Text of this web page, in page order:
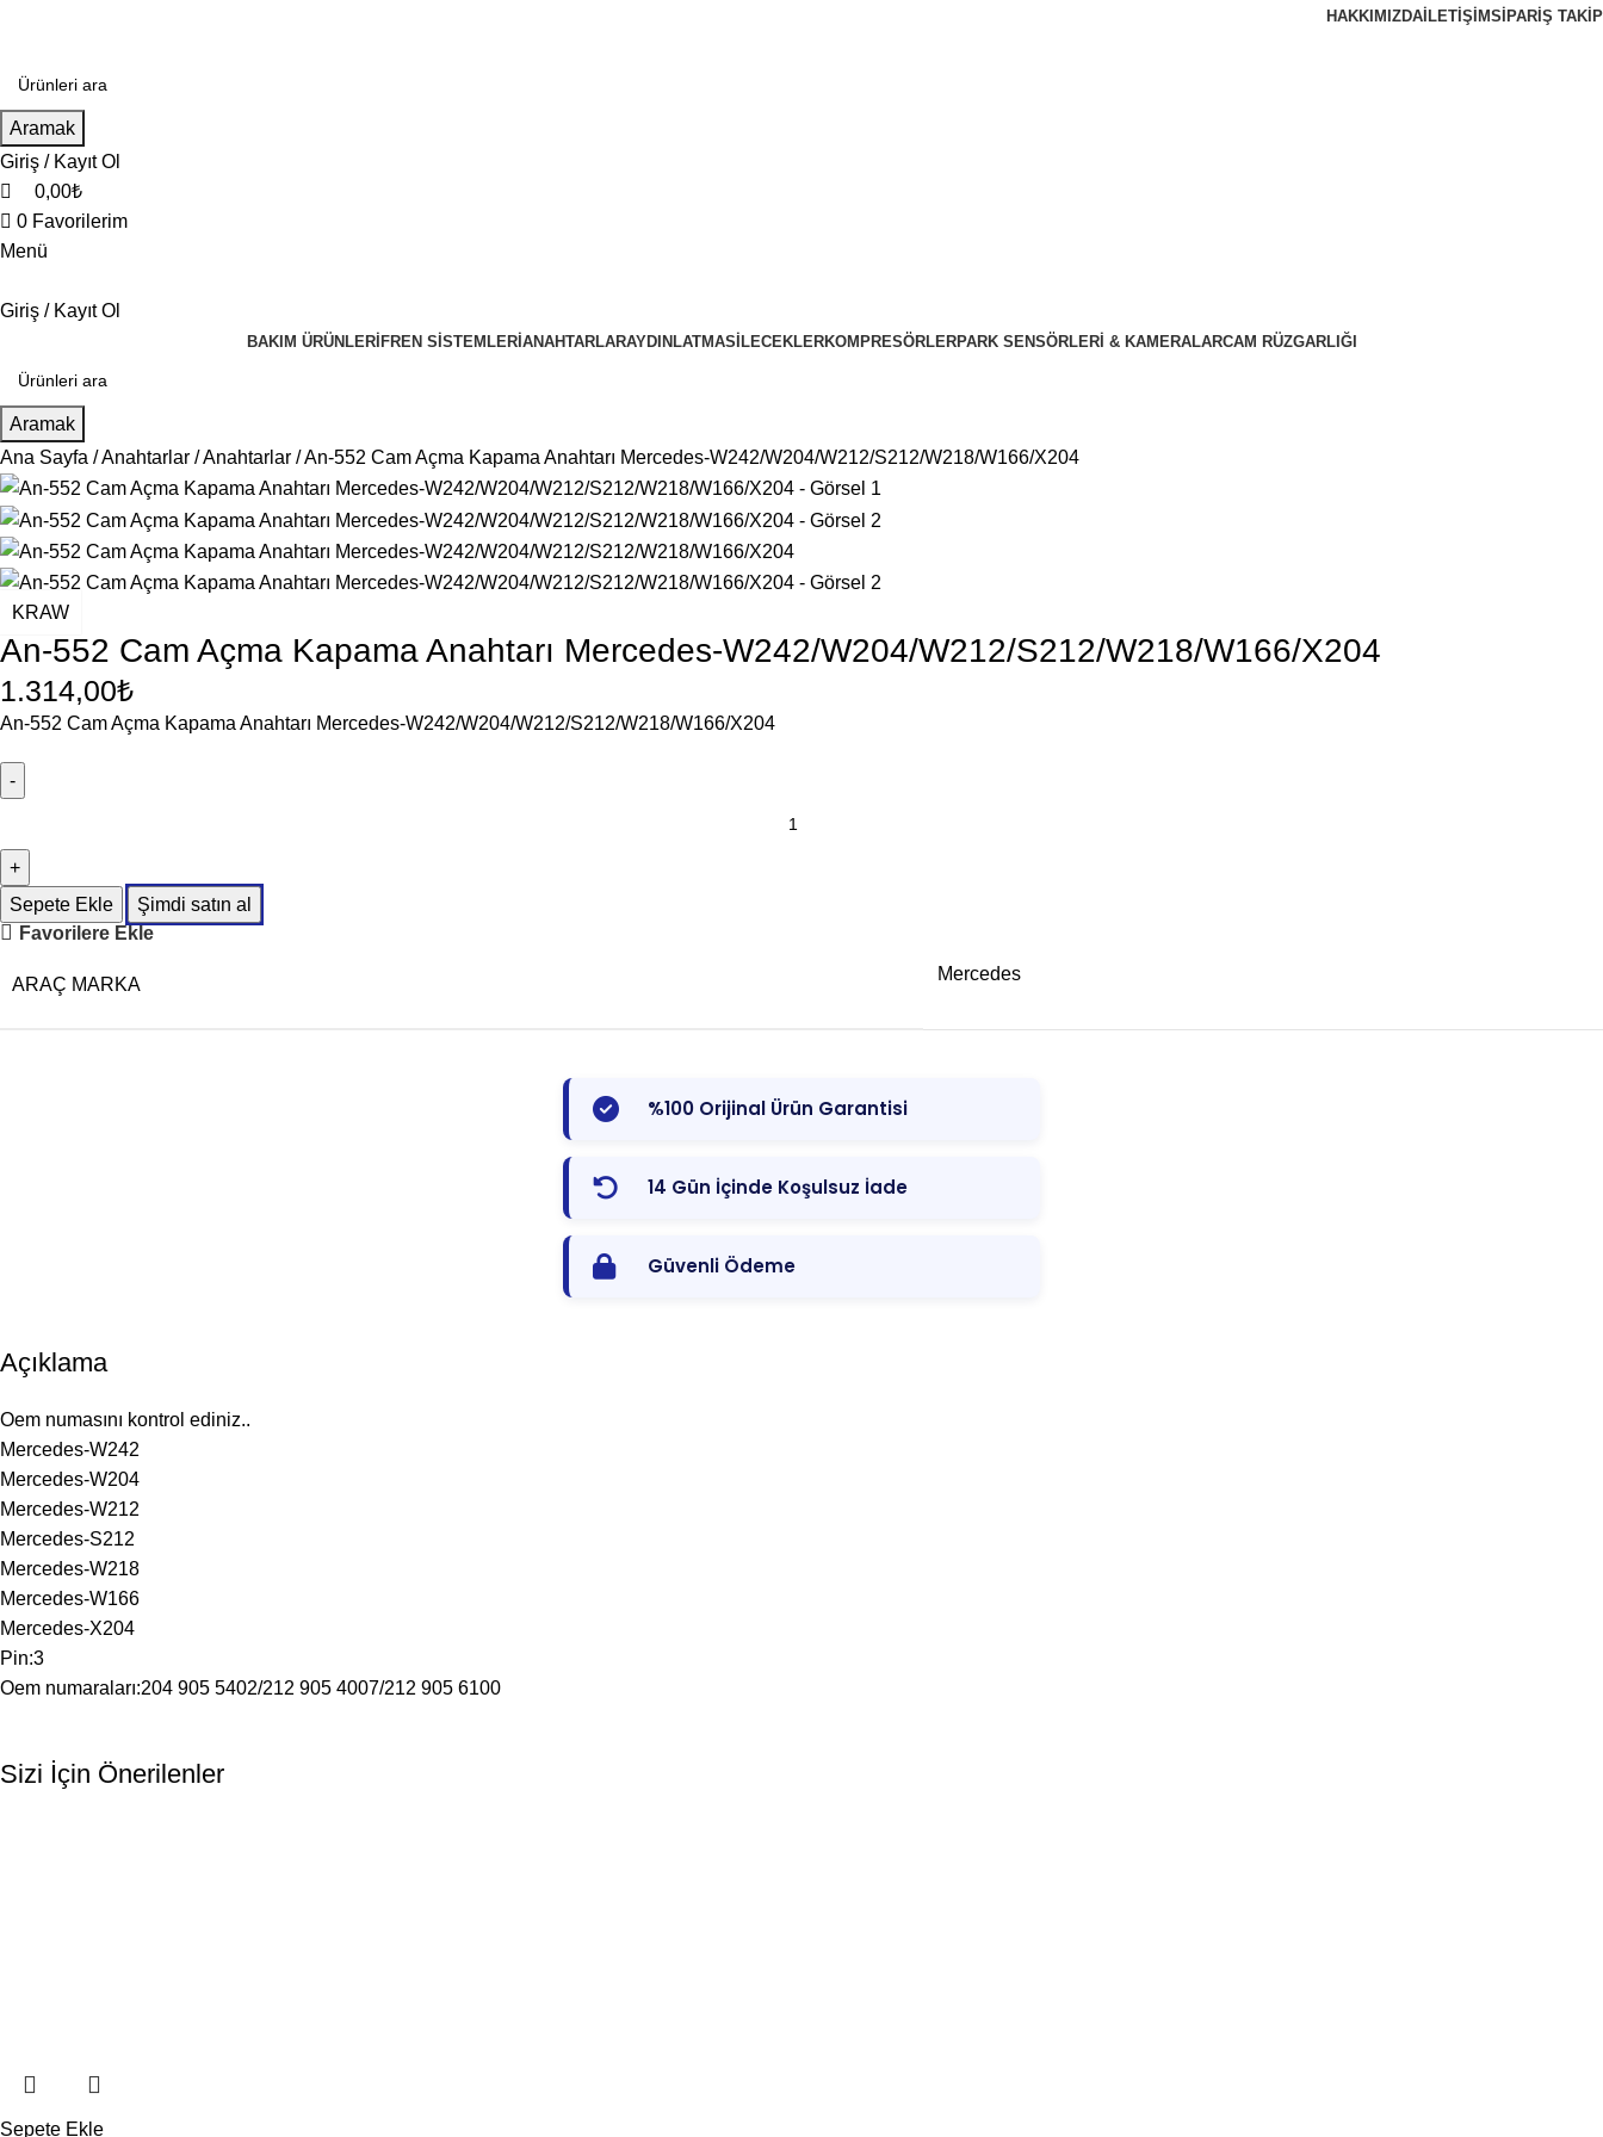
HAKKIMIZDA İLETIŞIMSIPARIŞ TAKIP
Aramak
Giriş / Kayıt Ol
0,00₺
0 Favorilerim
Menü
Giriş / Kayıt Ol
BAKIM ÜRÜNLERI FREN SISTEMLERI ANAHTARLARAYDINLATMASILECEKLERKOMPRESÖRLERPARK SENSÖRLERI & KAMERALARCAM RÜZGARLIĞI
Aramak
Ana Sayfa
Anahtarlar Anahtarlar An-552 Cam Açma Kapama Anahtarı Mercedes-W242/W204/W212/S212/W218/W166/X204
KRAW
An-552 Cam Açma Kapama Anahtarı Mercedes-W242/W204/W212/S212/W218/W166/X204
1.314,00₺
An-552 Cam Açma Kapama Anahtarı Mercedes-W242/W204/W212/S212/W218/W166/X204
Sepete Ekle
Şimdi satın al
Favorilere Ekle
ARAÇ MARKA
Mercedes
%100 Orijinal Ürün Garantisi
14 Gün İçinde Koşulsuz İade
Güvenli Ödeme
Açıklama
Oem numasını kontrol ediniz..
Mercedes-W242
Mercedes-W204
Mercedes-W212
Mercedes-S212
Mercedes-W218
Mercedes-W166
Mercedes-X204
Pin:3
Oem numaraları:204 905 5402/212 905 4007/212 905 6100
Sizi İçin Önerilenler
Sepete Ekle